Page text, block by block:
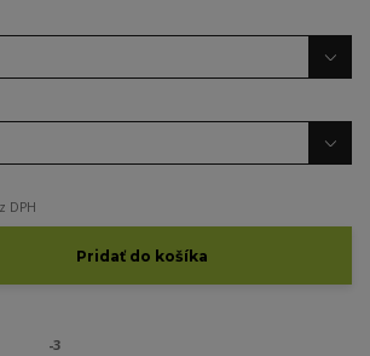
DPH
Pridať do košíka
-3